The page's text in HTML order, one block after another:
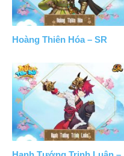
Hoàng Thiên Hóa – SR